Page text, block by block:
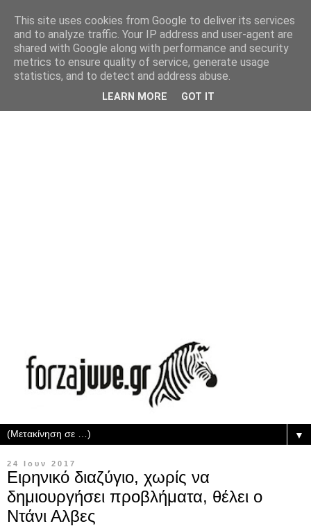
▼
24 Ιουν 2017
Ειρηνικό διαζύγιο, χωρίς να
δημιουργήσει προβλήματα, θέλει ο
Ντάνι Αλβες
This site uses cookies from Google to deliver its services
and to analyze traffic. Your IP address and user-agent are
shared with Google along with performance and security
metrics to ensure quality of service, generate usage
statistics, and to detect and address abuse.
LEARN MORE GOT IT